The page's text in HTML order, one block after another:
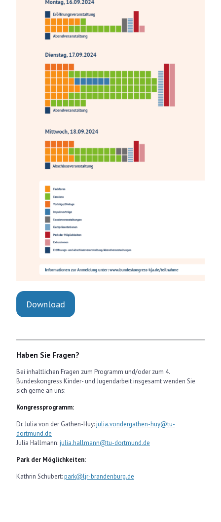
Download
Haben Sie Fragen?
Bei inhaltlichen Fragen zum Programm und/oder zum 4.
Bundeskongress Kinder- und Jugendarbeit insgesamt wenden Sie
sich gerne an uns:
Kongressprogramm:
Dr. Julia von der Gathen-Huy:julia.vondergathen-huy@tu-
dortmund.de
Julia Hallmann:julia.hallmann@tu-dortmund.de
Park der Möglichkeiten:
Kathrin Schubert:park@ljr-brandenburg.de